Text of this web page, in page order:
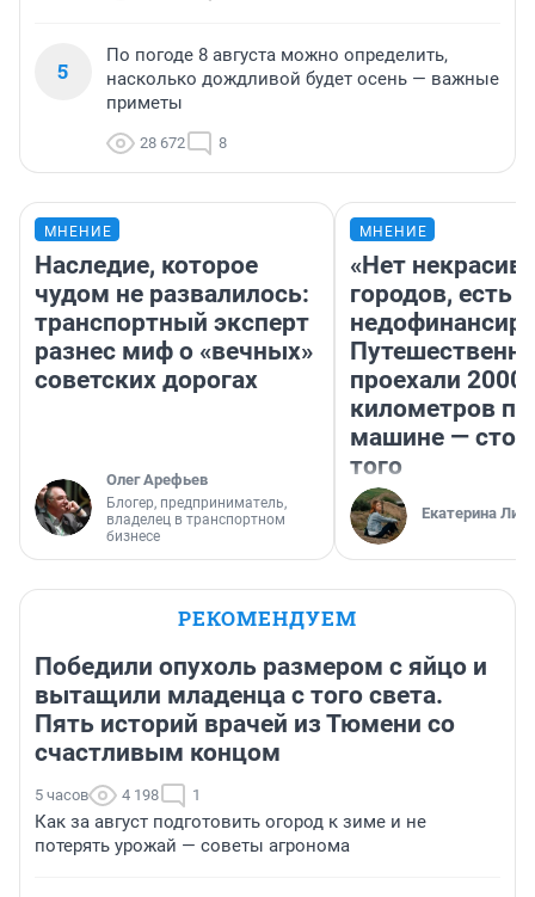
5
По погоде 8 августа можно определить,
насколько дождливой будет осень — важные
приметы
28 672 8
МНЕНИЕ
Наследие, которое
чудом не развалилось:
транспортный эксперт
разнес миф о «вечных»
советских дорогах
Олег Арефьев
Блогер, предприниматель,
владелец в транспортном
бизнесе
МНЕНИЕ
«Нет
городов, есть
проехали 2000
километров по
машине —
того
Екатерина
РЕКОМЕНДУЕМ
Победили опухоль размером с яйцо и
вытащили младенца с того света.
Пять историй врачей из Тюмени со
счастливым концом
5 часов 4 198 1
Как за август подготовить огород к зиме и не
потерять урожай — советы агронома